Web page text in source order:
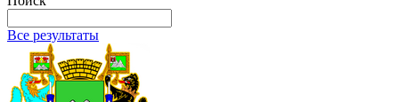
Все результаты